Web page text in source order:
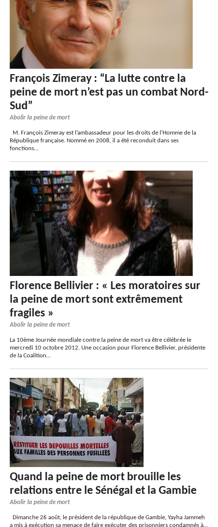
François Zimeray : “La lutte contre la
peine de mort n’est pas un combat Nord-
Sud”
Abolir la peine de mort
M. François Zimeray est l’ambassadeur pour les droits de l’Homme de la
République française. Nommé en 2008, il a été reconduit dans ses
fonctions…
Florence Bellivier : « Les moratoires sur
la peine de mort sont extrêmement
fragiles »
Abolir la peine de mort
La 10ème Journée mondiale contre la peine de mort va être célébrée le
mercredi 10 octobre 2012. Une occasion pour Florence Bellivier, présidente
de la Coalition…
Quand la peine de mort brouille les
relations entre le Sénégal et la Gambie
Abolir la peine de mort
Dimanche 26 août, le président de la république de Gambie, Yayha Jammeh
a mis à exécution sa menace de faire exécuter des prisonniers condamnés à…